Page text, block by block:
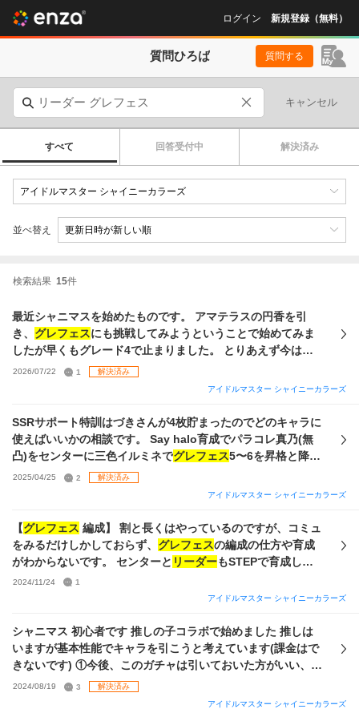
ログイン 新規登録（無料）
質問ひろば 質問する
キャンセル
すべて 回答受付中 解決済み
並べ替え
検索結果 15件
最近シャニマスを始めたものです。 アマテラスの円香を引
き、 グレフェスにも挑戦してみようということで始めてみま
したが早くもグレード4で止まりました。 とりあえず今はた
だ数値を適当に盛ってセンターを円香、ノクチルの3人を
vo,da,viをそれぞれ盛ってその場所において、
リーダー
は育
す。 各ポジションの育成の仕方や取ったほうがいいスキルな
どを全く知らないので教えて欲しいです。 また グレフェス自
体の立ち回りも分からないので教えて欲しいです。 今の自分
2026/07/22 1
解決済み
アイドルマスター シャイニーカラーズ
SSRサポート特訓はづきさんが4枚貯まったのでどのキャラに
使えばいいかの相談です。 Say halo育成でパラコレ真乃(無
凸)をセンターに三色イルミネでグレフェス5〜6を昇格と降格
を繰り返しています。写真1枚目が編成パーティーです。
Le【杜野凛世の印象派】杜野凛世(4凸) Vo 【roundly】緋田
野灯織（2凸） Vi 【たまゆらフレーミング】八宮めぐる（無
凸） 【283プロの日常】七草はづきを4凸にしてイルミネとシ
ーズの100パーセントバフを軸にする構成にしようと考えてい
ートも貼っておくのでこっちの方が凸におすすめなどあった
2025/04/25 2
解決済み
アイドルマスター シャイニーカラーズ
【グレフェス 編成】 割と長くはやっているのですが、コミュ
をみるだけしかしておらず、 グレフェスの編成の仕方や育成
がわからないです。 センターと リーダーもSTEPで育成した
やつなのですが、どちらもファン感謝祭かグラッドで育成し
た方がいいのでしょうか、、？ あとどのキャラをセンターに
限定も凸もないので、これじゃ強い編成作れないでしょう
か？ アルスト好きなので、ハッピーアイスクリーム千雪と好
きなものはなんですか甜花はセレチケでとったのですが無凸
2024/11/24
1
アイドルマスター シャイニーカラーズ
シャニマス 初心者です 推しの子コラボで始めました 推しは
いますが基本性能でキャラを引こうと考えています(課金はで
きないです) ①今後、このガチャは引いておいた方がいい、な
どはありますか？パラコレ？やトワコレなどは何が違うんで
をちゃんとやろうと思ってます コメテ
2024/08/19 3
解決済み
アイドルマスター シャイニーカラーズ